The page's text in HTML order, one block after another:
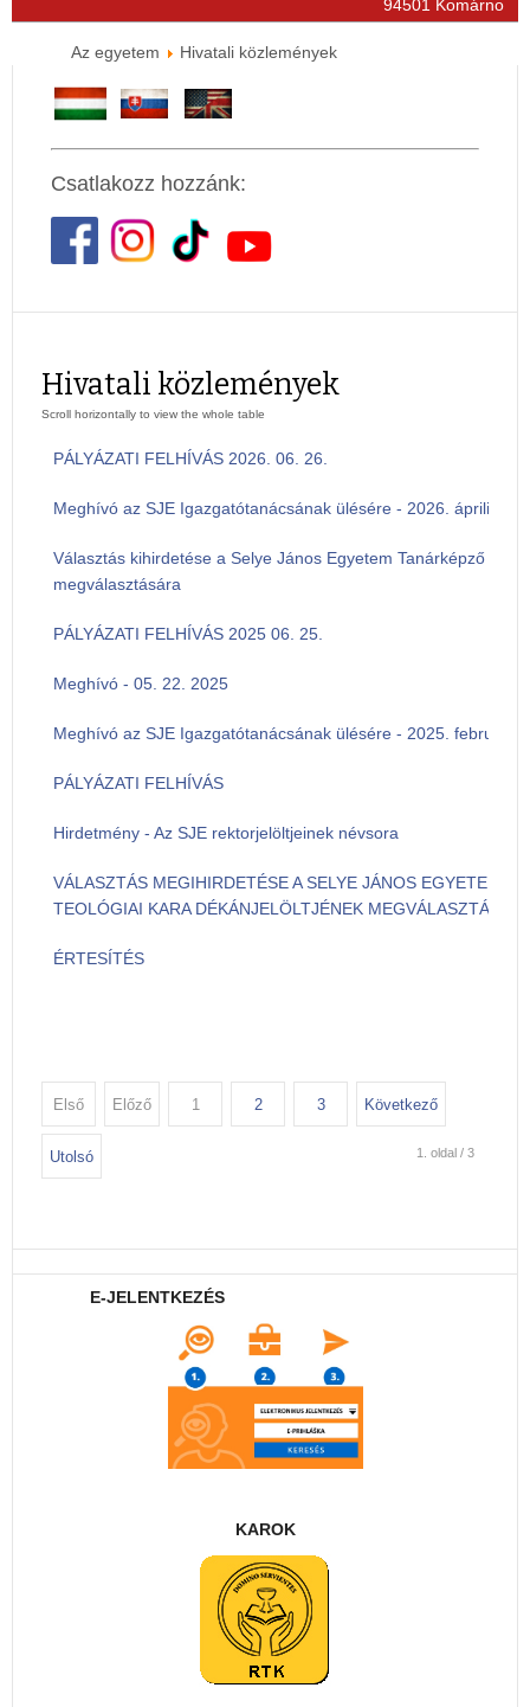
94501 Komárno
Az egyetem Hivatali közlemények
Csatlakozz hozzánk:
Hivatali közlemények
PÁLYÁZATI FELHÍVÁS 2026. 06. 26.
Meghívó az SJE Igazgatótanácsának ülésére - 2026. április 24.
Választás kihirdetése a Selye János Egyetem Tanárképző
megválasztására
PÁLYÁZATI FELHÍVÁS 2025 06. 25.
Meghívó - 05. 22. 2025
Meghívó az SJE Igazgatótanácsának ülésére - 2025. február
PÁLYÁZATI FELHÍVÁS
Hirdetmény - Az SJE rektorjelöltjeinek névsora
VÁLASZTÁS MEGIHIRDETÉSE A SELYE JÁNOS EGYETEM
TEOLÓGIAI KARA DÉKÁNJELÖLTJÉNEK
ÉRTESÍTÉS
Első Előző 1 2 3 Következő
Utolsó 1. oldal / 3
E-JELENTKEZÉS
KAROK